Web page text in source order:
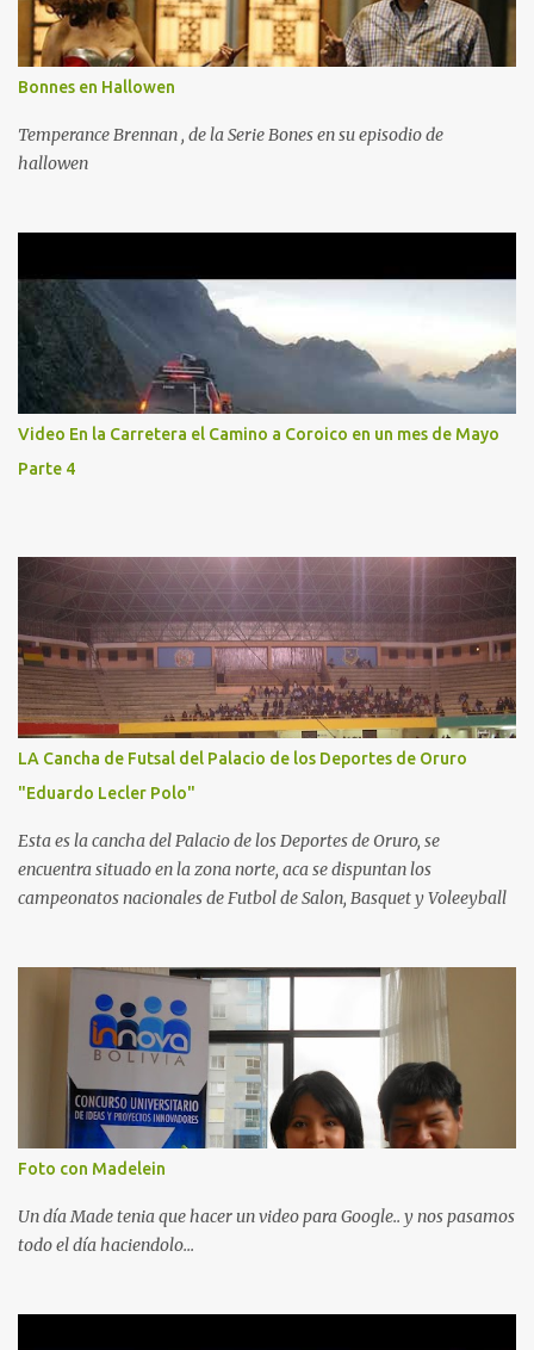
Bonnes en Hallowen
Temperance Brennan , de la Serie Bones en su episodio de
hallowen
Video En la Carretera el Camino a Coroico en un mes de Mayo
Parte 4
LA Cancha de Futsal del Palacio de los Deportes de Oruro
"Eduardo Lecler Polo"
Esta es la cancha del Palacio de los Deportes de Oruro, se
encuentra situado en la zona norte, aca se dispuntan los
campeonatos nacionales de Futbol de Salon, Basquet y Voleeyball
Foto con Madelein
Un día Made tenia que hacer un video para Google.. y nos pasamos
todo el día haciendolo...